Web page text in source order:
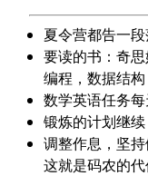
夏令营都告一
要读的书：奇
编程，数据结构
数学英语任务
锻炼的计划继
调整作息，坚
这就是码农的代